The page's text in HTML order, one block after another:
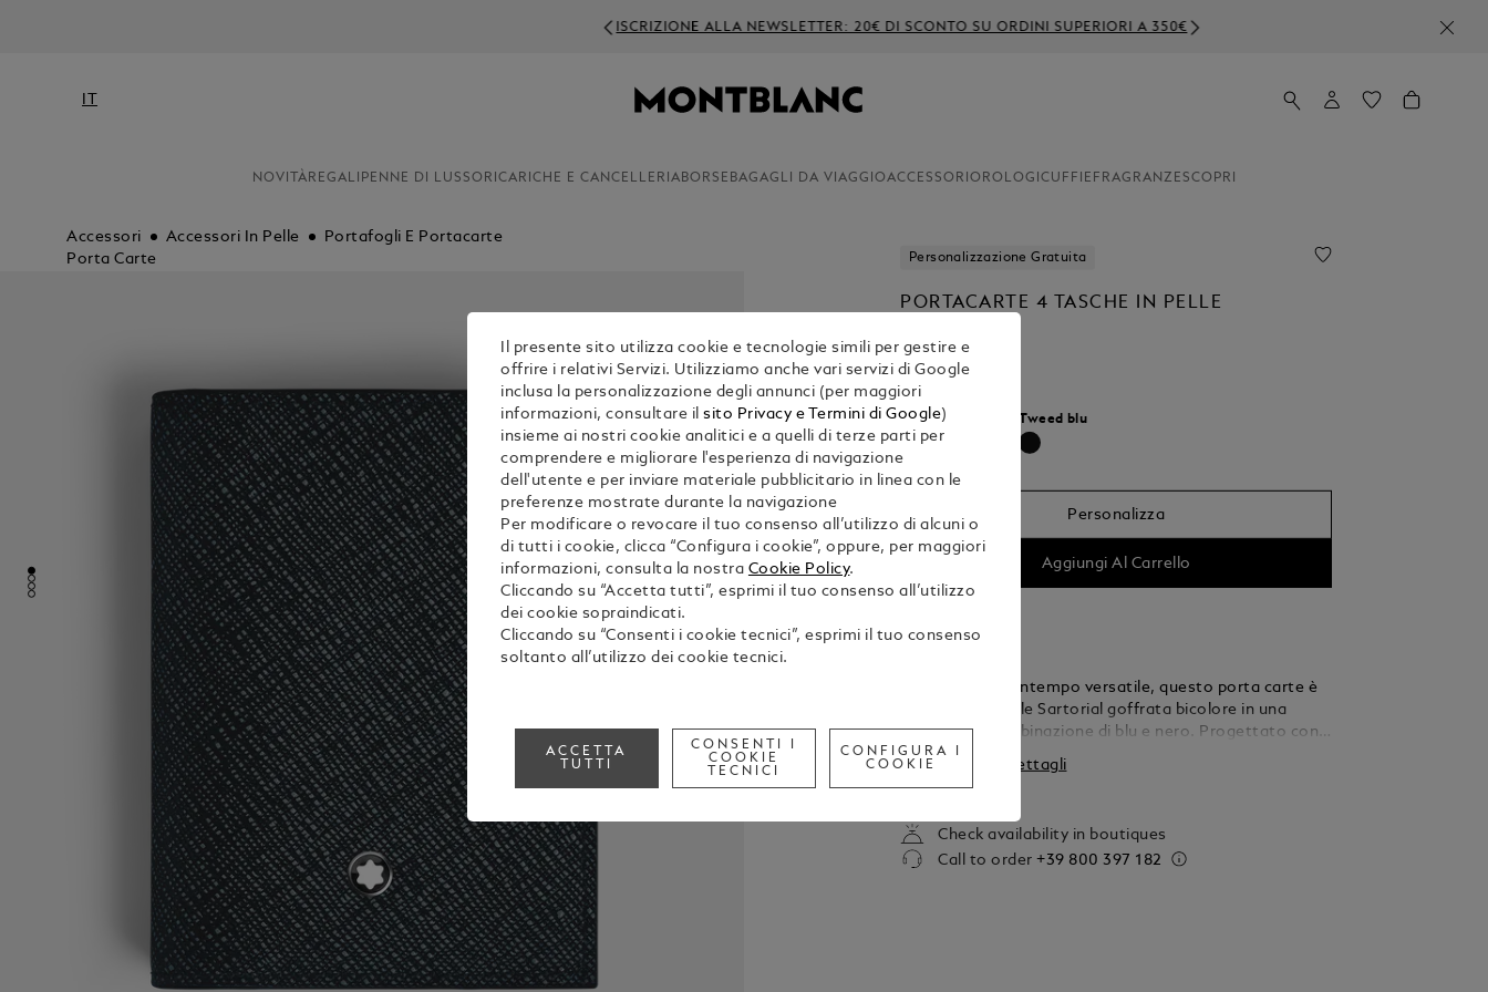
ISCRIZIONE ALLA NEWSLETTER: 20€ DI SCONTO SU ORDINI SUPERIORI A 350€
NOVITÀ REGALI PENNE DI LUSSO RICARICHE E CANCELLERIA BORSE BAGAGLI DA VIAGGIOACCESSORI OROLOGI CUFFIE FRAGRANZESCOPRI
Accessori Accessori In Pelle
Portafogli E Portacarte
Porta Carte
Personalizzazione Gratuita
PORTACARTE 4 TASCHE IN PELLE
€ 300.00
Seleziona Tweed blu
Selezionato
Personalizza
Aggiungi Al Carrello
Compatto al contempo versatile, questo porta carte è
realizzato in pelle Sartorial goffrata bicolore in una
sofisticata combinazione di blu e nero. Progettato con
dettagli funzionali all’interno e all’esterno, presenta tre
aperture per carte di credito, uno scomparto per
mentre l’esterno comprende un’apertura extra per una
quarta carta di credito.
Mostra tutti i dettagli
Check availability in boutiques
Call to order+39 800 397 182
Il presente sito utilizza cookie e tecnologie simili per gestire e
offrire i relativi Servizi. Utilizziamo anche vari servizi di Google
inclusa la personalizzazione degli annunci (per maggiori
informazioni, consultare ilsito Privacy e Termini di Google)
insieme ai nostri cookie analitici e a quelli di terze parti per
comprendere e migliorare l'esperienza di navigazione
dell'utente e per inviare materiale pubblicitario in linea con le
preferenze mostrate durante la navigazione
Per modificare o revocare il tuo consenso all’utilizzo di alcuni o
di tutti i cookie, clicca “Configura i cookie”, oppure, per maggiori
informazioni, consulta la nostra Cookie Policy.
Cliccando su “Accetta tutti”, esprimi il tuo consenso all’utilizzo
dei cookie sopraindicati.
Cliccando su “Consenti i cookie tecnici”, esprimi il tuo consenso
soltanto all’utilizzo dei cookie tecnici.
ACCETTA
TUTTI
CONSENTI I
COOKIE
TECNICI
CONFIGURA I
COOKIE